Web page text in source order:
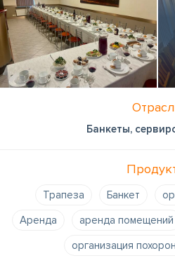
Банкеты,
Трапеза Банкет
Аренда
аренда помещений
организация